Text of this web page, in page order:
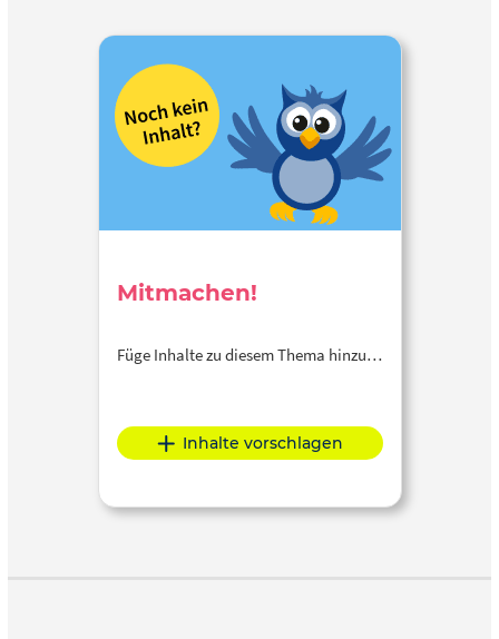
Mitmachen!
Füge Inhalte zu diesem Thema hinzu…
Inhalte vorschlagen